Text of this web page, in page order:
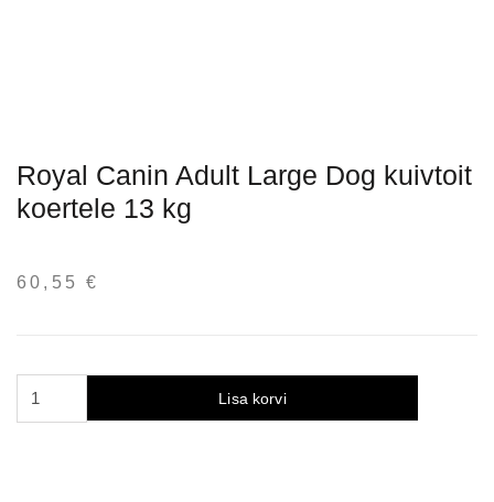
Royal Canin Adult Large Dog kuivtoit
koertele 13 kg
60,55€
Lisa korvi